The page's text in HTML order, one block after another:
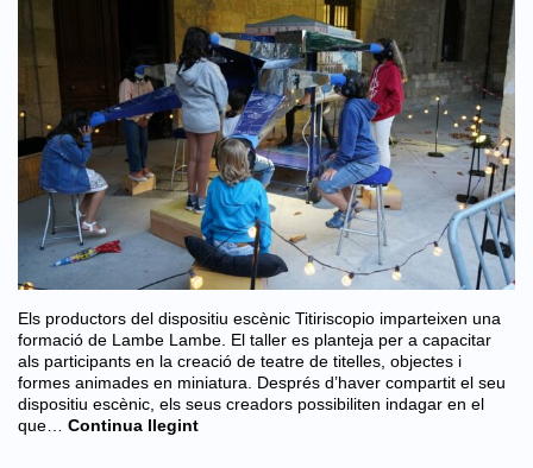
Els productors del dispositiu escènic Titiriscopio imparteixen una
formació de Lambe Lambe. El taller es planteja per a capacitar
als participants en la creació de teatre de titelles, objectes i
formes animades en miniatura. Després d’haver compartit el seu
dispositiu escènic, els seus creadors possibiliten indagar en el
que…
Continua llegint